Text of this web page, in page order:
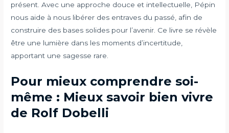
présent. Avec une approche douce et intellectuelle, Pépin
nous aide à nous libérer des entraves du passé, afin de
construire des bases solides pour l’avenir. Ce livre se révèle
être une lumière dans les moments d’incertitude,
apportant une sagesse rare.
Pour mieux comprendre soi-
même : Mieux savoir bien vivre
de Rolf Dobelli